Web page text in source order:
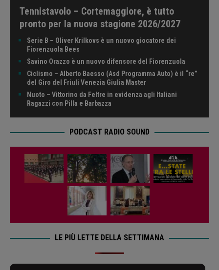
Tennistavolo – Cortemaggiore, è tutto
pronto per la nuova stagione 2026/2027
Serie B – Oliver Krilkovs è un nuovo giocatore dei
Fiorenzuola Bees
Savino Orazzo è un nuovo difensore del Fiorenzuola
Ciclismo – Alberto Baesso (Asd Programma Auto) è il “re”
del Giro del Friuli Venezia Giulia Master
Nuoto – Vittorino da Feltre in evidenza agli Italiani
Ragazzi con Pilla e Barbazza
PODCAST RADIO SOUND
LE PIÙ LETTE DELLA SETTIMANA